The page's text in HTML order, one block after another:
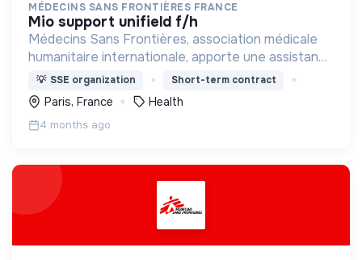
MÉDECINS SANS FRONTIÈRES FRANCE
mio support unifield f/h
Médecins Sans Frontières, association médicale
humanitaire internationale, apporte une assistance
médicale à des populations dont la vie est
menacée.
💡 SSE organization Short-term contract
Paris, France Health
4 months ago